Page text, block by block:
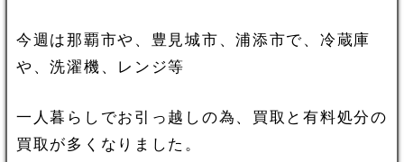
今週は那覇市や、豊見城市、浦添市で、冷蔵庫
や、洗濯機、レンジ等
一人暮らしでお引っ越しの為、買取と有料処分の
買取が多くなりました。